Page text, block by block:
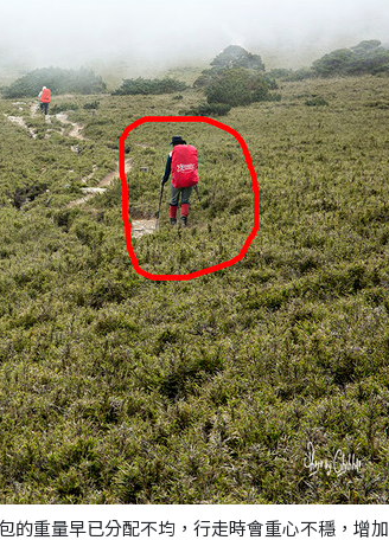
重量早已分配不均，行走時會重心不穩，增加